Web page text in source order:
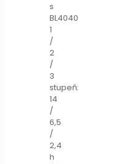
s
BL4040
1
/
2
/
3
stupeň:
14
/
6,5
/
2,4
h